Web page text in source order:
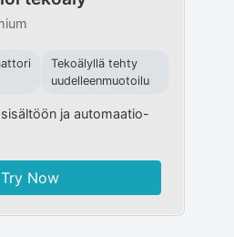
Tekoälyllä tehty
uudelleenmuotoilu
ja automaatio-
Try Now